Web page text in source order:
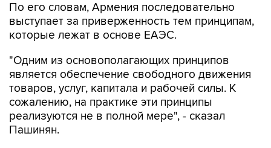
По его словам, Армения последовательно
выступает за приверженность тем принципам,
которые лежат в основе ЕАЭС.
"Одним из основополагающих принципов
является обеспечение свободного движения
товаров, услуг, капитала и рабочей силы. К
сожалению, на практике эти принципы
реализуются не в полной мере", - сказал
Пашинян.